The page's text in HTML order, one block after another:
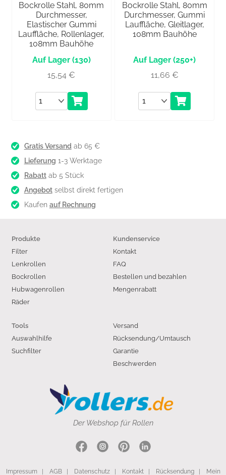
Bockrolle Stahl, 80mm
Durchmesser,
Elastischer Gummi
Lauffläche, Rollenlager,
108mm Bauhöhe
(130)
15,54€
Anzahl
Bockrolle Stahl, 80mm
Durchmesser, Gummi
Lauffläche, Gleitlager,
108mm Bauhöhe
(250+)
11,66 €
Anzahl
Gratis Versand ab 65 €
Lieferung 1-3 Werktage
Rabattab 5 Stück
Angebotselbst direkt fertigen
Kaufen auf Rechnung
Produkte
Filter
Lenkrollen
Bockrollen
Hubwagenrollen
Räder
Kundenservice
Kontakt
FAQ
Bestellen und bezahlen
Mengenrabatt
Versand
Rücksendung/Umtausch
Garantie
Beschwerden
Tools
Auswahlhilfe
Suchfilter
Der Webshop für Rollen
Impressum| AGB| Datenschutz| Kontakt| Rücksendung| Mein